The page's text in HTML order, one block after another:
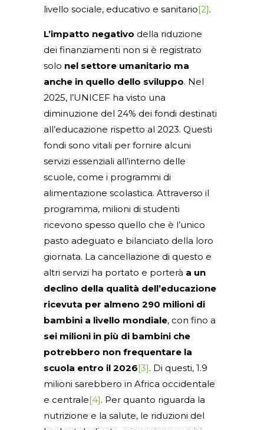
livello sociale, educativo e sanitario[2].
L’impatto negativo della riduzione
dei finanziamenti non si è registrato
solo nel settore umanitario ma
anche in quello dello sviluppo. Nel
2025, l’UNICEF ha visto una
diminuzione del 24% dei fondi destinati
all’educazione rispetto al 2023. Questi
fondi sono vitali per fornire alcuni
servizi essenziali all’interno delle
scuole, come i programmi di
alimentazione scolastica. Attraverso il
programma, milioni di studenti
ricevono spesso quello che è l’unico
pasto adeguato e bilanciato della loro
giornata. La cancellazione di questo e
altri servizi ha portato e porterà a un
declino della qualità dell’educazione
ricevuta per almeno 290 milioni di
bambini a livello mondiale, con fino a
sei milioni in più di bambini che
potrebbero non frequentare la
scuola entro il 2026[3]. Di questi, 1.9
milioni sarebbero in Africa occidentale
e centrale[4]. Per quanto riguarda la
nutrizione e la salute, le riduzioni del